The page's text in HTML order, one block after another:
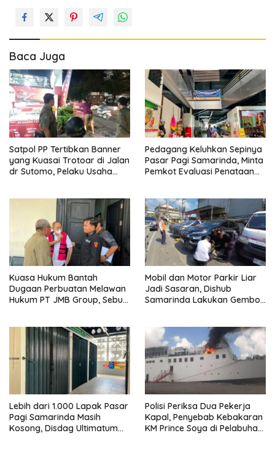
Baca Juga
Satpol PP Tertibkan Banner
yang Kuasai Trotoar di Jalan
dr Sutomo, Pelaku Usaha
Pedagang Keluhkan Sepinya
Pasar Pagi Samarinda, Minta
Pemkot Evaluasi Penataan
Kuasa Hukum Bantah
Dugaan Perbuatan Melawan
Hukum PT JMB Group, Sebut
Mobil dan Motor Parkir Liar
Jadi Sasaran, Dishub
Samarinda Lakukan Gembok
Lebih dari 1.000 Lapak Pasar
Pagi Samarinda Masih
Kosong, Disdag Ultimatum
Polisi Periksa Dua Pekerja
Kapal, Penyebab Kebakaran
KM Prince Soya di Pelabuhan